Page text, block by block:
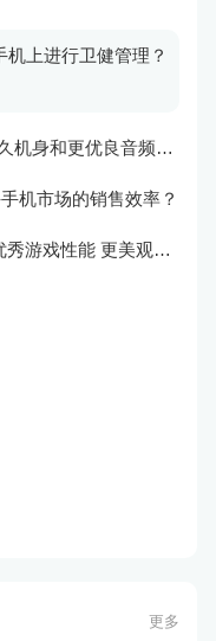
机上进行卫健管理？
Motorola Moto X8将推出更耐久机身和更优良音频效果
机市场的销售效率？
Nubia Red Magic 6将推出更优秀游戏性能 更美观的外观设计
更多